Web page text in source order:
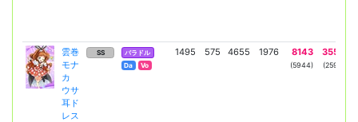
雲巻
モナ
カ
ウサ
耳ド
レス
SS
バラドル
Da
Vo
1495 575 4655 1976 8143
(5944)
3555
(2595)